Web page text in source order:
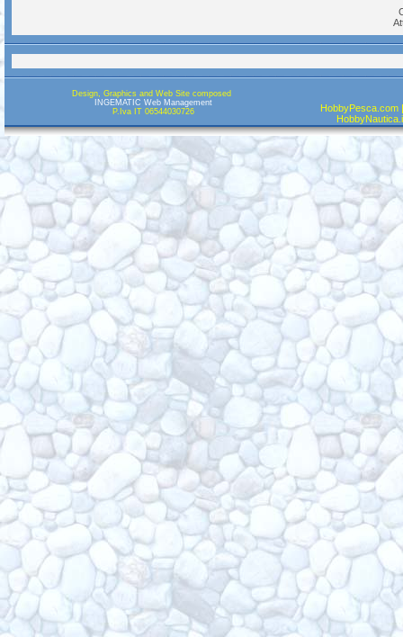
Design, Graphics and Web Site composed
INGEMATIC Web Management
P.Iva IT 06544030726
HobbyPesca.com